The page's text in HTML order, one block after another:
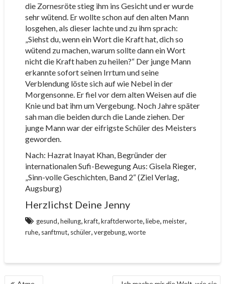
die Zornesröte stieg ihm ins Gesicht und er wurde
sehr wütend. Er wollte schon auf den alten Mann
losgehen, als dieser lachte und zu ihm sprach:
„Siehst du, wenn ein Wort die Kraft hat, dich so
wütend zu machen, warum sollte dann ein Wort
nicht die Kraft haben zu heilen?“ Der junge Mann
erkannte sofort seinen Irrtum und seine
Verblendung löste sich auf wie Nebel in der
Morgensonne. Er fiel vor dem alten Weisen auf die
Knie und bat ihm um Vergebung. Noch Jahre später
sah man die beiden durch die Lande ziehen. Der
junge Mann war der eifrigste Schüler des Meisters
geworden.
Nach: Hazrat Inayat Khan, Begründer der
internationalen Sufi-Bewegung Aus: Gisela Rieger,
„Sinn-volle Geschichten, Band 2“ (Ziel Verlag,
Augsburg)
Herzlichst Deine Jenny
gesund,heilung,kraft,kraftderworte,liebe,meister,
ruhe, sanftmut, schüler,vergebung,worte
BEITRAGS-